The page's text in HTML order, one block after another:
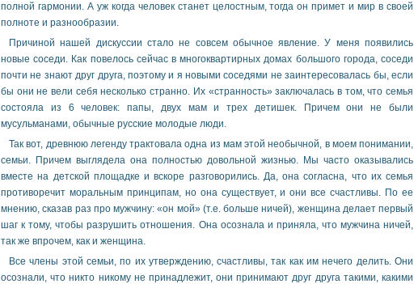
полной гармонии. А уж когда человек станет целостным, тогда он примет и мир в своей
полноте и разнообразии.
Причиной нашей дискуссии стало не совсем обычное явление. У меня появились
новые соседи. Как повелось сейчас в многоквартирных домах большого города, соседи
почти не знают друг друга, поэтому и я новыми соседями не заинтересовалась бы, если
бы они не вели себя несколько странно. Их «странность» заключалась в том, что семья
состояла из 6 человек: папы, двух мам и трех детишек. Причем они не были
мусульманами, обычные русские молодые люди.
Так вот, древнюю легенду трактовала одна из мам этой необычной, в моем понимании,
семьи. Причем выглядела она полностью довольной жизнью. Мы часто оказывались
вместе на детской площадке и вскоре разговорились. Да, она согласна, что их семья
противоречит моральным принципам, но она существует, и они все счастливы. По ее
мнению, сказав раз про мужчину: «он мой» (т.е. больше ничей), женщина делает первый
шаг к тому, чтобы разрушить отношения. Она осознала и приняла, что мужчина ничей,
так же впрочем, как и женщина.
Все члены этой семьи, по их утверждению, счастливы, так как им нечего делить. Они
осознали, что никто никому не принадлежит, они принимают друг друга такими, какими